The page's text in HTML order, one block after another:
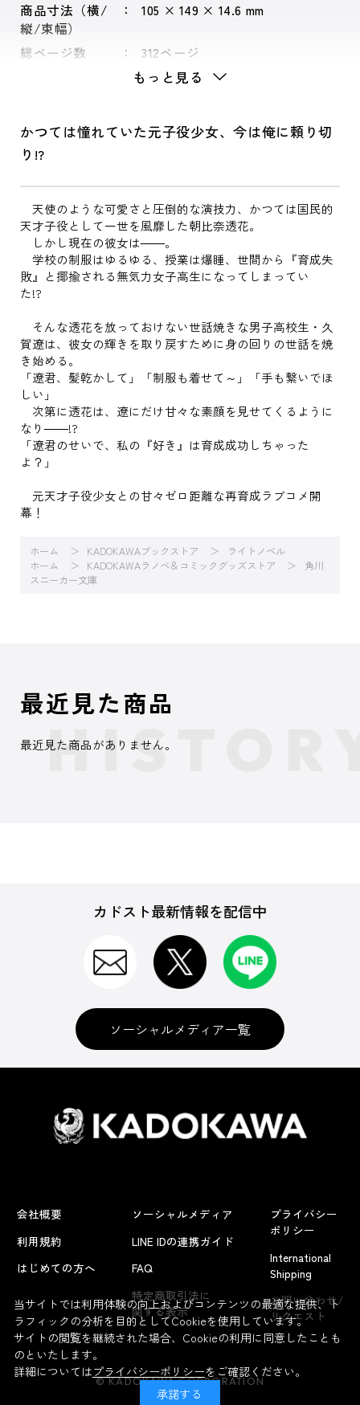
商品寸法（横/
縦/束幅）
105 × 149 × 14.6 mm
総ページ数 312ページ
もっと見る
かつては憧れていた元子役少女、今は俺に頼り切
り!?
天使のような可愛さと圧倒的な演技力、かつては国民的
天才子役として一世を風靡した朝比奈透花。
しかし現在の彼女は――。
学校の制服はゆるゆる、授業は爆睡、世間から『育成失
敗』と揶揄される無気力女子高生になってしまってい
た!?
そんな透花を放っておけない世話焼きな男子高校生・久
賀遼は、彼女の輝きを取り戻すために身の回りの世話を焼
き始める。
「遼君、髪乾かして」「制服も着せて～」「手も繋いでほ
しい」
次第に透花は、遼にだけ甘々な素顔を見せてくるように
なり――!?
「遼君のせいで、私の『好き』は育成成功しちゃった
よ？」
元天才子役少女との甘々ゼロ距離な再育成ラブコメ開
幕！
ホーム KADOKAWAブックストア
ライトノベル
ホーム
KADOKAWAラノベ＆コミックグッズストア
角川
スニーカー文庫
よくあるお問い合わせ
最近見た商品
最近見た商品がありません。
カドスト最新情報を配信中
ソーシャルメディア一覧
会社概要
利用規約
はじめての方へ
ソーシャルメディア
LINE IDの連携ガイド
FAQ
特定商取引法に
関する表示
プライバシー
ポリシー
International
Shipping
お問い合わせ/
リクエスト
© KADOKAWA CORPORATION
当サイトでは利用体験の向上およびコンテンツの最適な提供、ト
ラフィックの分析を目的としてCookieを使用しています。
サイトの閲覧を継続された場合、Cookieの利用に同意したことも
のといたします。
詳細についてはプライバシーポリシーをご確認ください。
承諾する